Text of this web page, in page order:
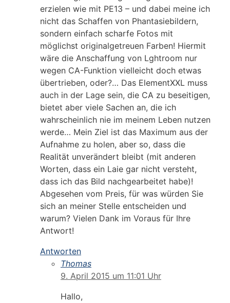
erzielen wie mit PE13 – und dabei meine ich
nicht das Schaffen von Phantasiebildern,
sondern einfach scharfe Fotos mit
möglichst originalgetreuen Farben! Hiermit
wäre die Anschaffung von Lghtroom nur
wegen CA-Funktion vielleicht doch etwas
übertrieben, oder?… Das ElementXXL muss
auch in der Lage sein, die CA zu beseitigen,
bietet aber viele Sachen an, die ich
wahrscheinlich nie im meinem Leben nutzen
werde… Mein Ziel ist das Maximum aus der
Aufnahme zu holen, aber so, dass die
Realität unverändert bleibt (mit anderen
Worten, dass ein Laie gar nicht versteht,
dass ich das Bild nachgearbeitet habe)!
Abgesehen vom Preis, für was würden Sie
sich an meiner Stelle entscheiden und
warum? Vielen Dank im Voraus für Ihre
Antwort!
Antworten
Thomas
9. April 2015 um 11:01 Uhr
Hallo,